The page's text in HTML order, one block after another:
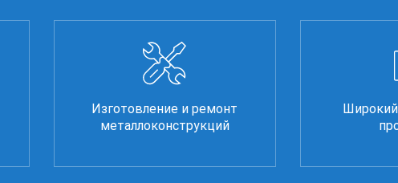
Изготовление и ремонт
металлоконструкций